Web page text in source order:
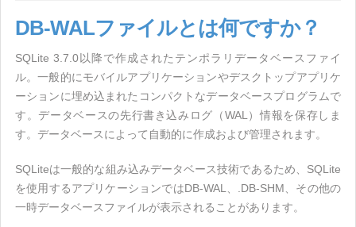
DB-WALファイルとは何ですか？
SQLite 3.7.0以降で作成されたテンポラリデータベースファイ
ル。一般的にモバイルアプリケーションやデスクトップアプリケ
ーションに埋め込まれたコンパクトなデータベースプログラムで
す。データベースの先行書き込みログ（WAL）情報を保存しま
す。データベースによって自動的に作成および管理されます。
SQLiteは一般的な組み込みデータベース技術であるため、SQLite
を使用するアプリケーションではDB-WAL、.DB-SHM、その他の
一時データベースファイルが表示されることがあります。